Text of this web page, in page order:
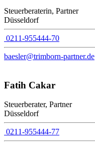
Steuerberaterin, Partner
Düsseldorf
0211-955444-70
baesler@trimborn-partner.de
Fatih Cakar
Steuerberater, Partner
Düsseldorf
0211-955444-77